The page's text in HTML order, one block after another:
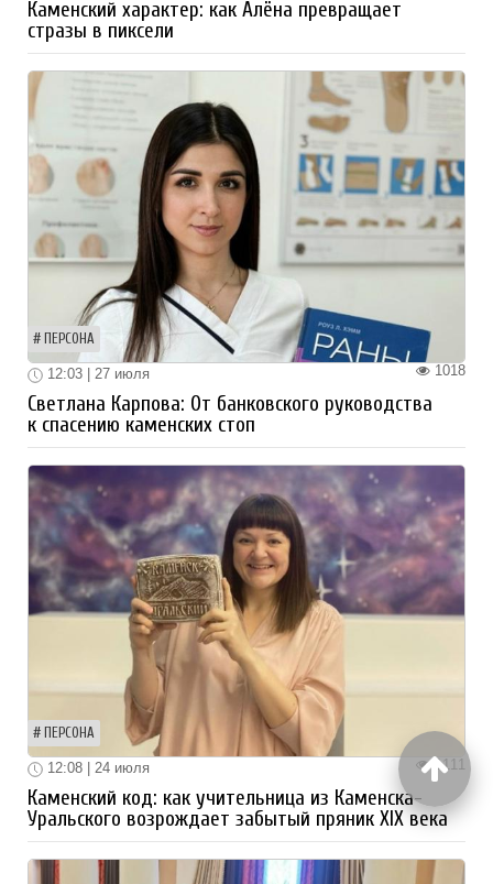
Каменский характер: как Алёна превращает
стразы в пиксели
ПЕРСОНА
1018
12:03 | 27 июля
Светлана Карпова: От банковского руководства
к спасению каменских стоп
ПЕРСОНА
1111
12:08 | 24 июля
Каменский код: как учительница из Каменска-
Уральского возрождает забытый пряник XIX века